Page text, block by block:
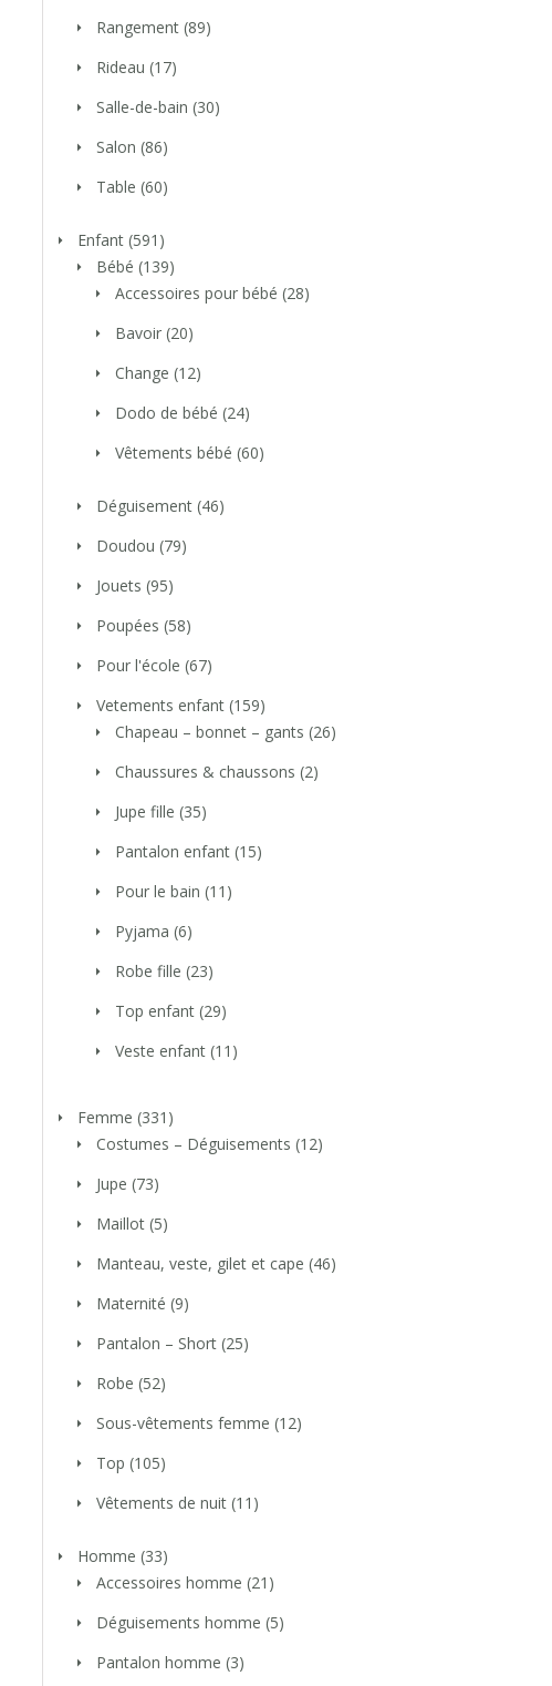
Rangement (89)
Rideau (17)
Salle-de-bain (30)
Salon (86)
Table (60)
Enfant (591)
Bébé (139)
Accessoires pour bébé (28)
Bavoir (20)
Change (12)
Dodo de bébé (24)
Vêtements bébé (60)
Déguisement (46)
Doudou (79)
Jouets (95)
Poupées (58)
Pour l'école (67)
Vetements enfant (159)
Chapeau – bonnet – gants (26)
Chaussures & chaussons (2)
Jupe fille (35)
Pantalon enfant (15)
Pour le bain (11)
Pyjama (6)
Robe fille (23)
Top enfant (29)
Veste enfant (11)
Femme (331)
Costumes – Déguisements (12)
Jupe (73)
Maillot (5)
Manteau, veste, gilet et cape (46)
Maternité (9)
Pantalon – Short (25)
Robe (52)
Sous-vêtements femme (12)
Top (105)
Vêtements de nuit (11)
Homme (33)
Accessoires homme (21)
Déguisements homme (5)
Pantalon homme (3)